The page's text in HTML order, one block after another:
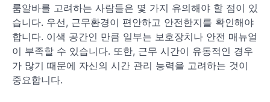
룸알바를 고려하는 사람들은 몇 가지 유의해야 할 점이 있
습니다. 우선, 근무환경이 편안하고 안전한지를 확인해야
합니다. 이색 공간인 만큼 일부는 보호장치나 안전 매뉴얼
이 부족할 수 있습니다. 또한, 근무 시간이 유동적인 경우
가 많기 때문에 자신의 시간 관리 능력을 고려하는 것이
중요합니다.